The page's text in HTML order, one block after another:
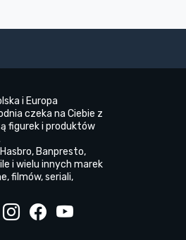
i Europa
czeka na Ciebie z
figurek i produktów
Banpresto,
i wielu innych marek
filmów, seriali,